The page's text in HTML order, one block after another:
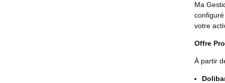
Ma
votre
Offre
À partir